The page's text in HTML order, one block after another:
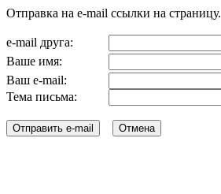
Отправка на e-mail ссылки на страницу.
e-mail друга:
Ваше имя:
Ваш e-mail:
Тема письма: